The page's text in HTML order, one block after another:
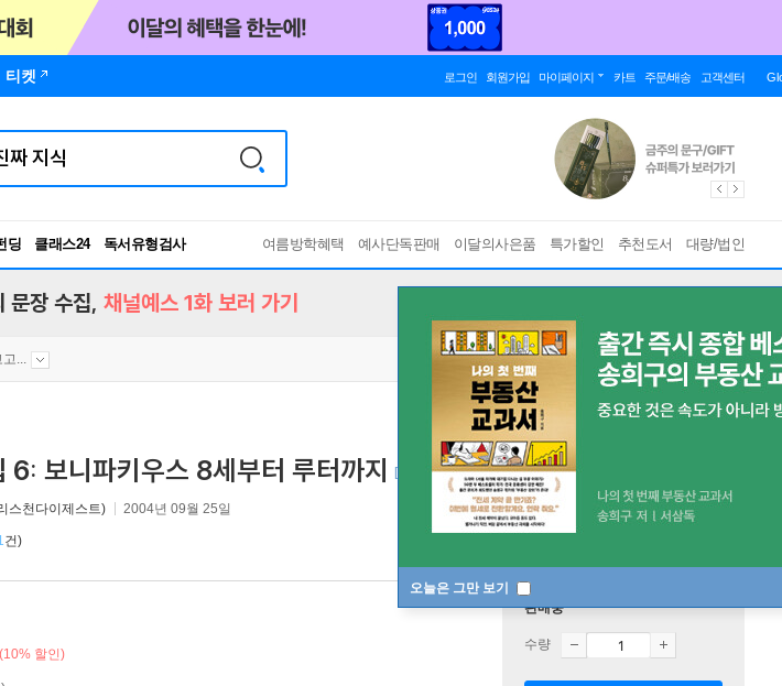
티켓 로그인 회원가입 마이페이지 카트 주문/배송 고객센터
딩 클래스24
독서유형검사
RBTI Lab
여름방학혜택 예사단독판매 이달의사은품 특가할인 추천도서 대량/법인
오늘은 그만 보기
문장 수집, 채널예스 1화 보러 가기
고...
6: 보니파키우스 8세부터 루터까지 [ 양장 ]
스천다이제스트) 2004년 09월 25일
건)
(10% 할인)
판매중
수량